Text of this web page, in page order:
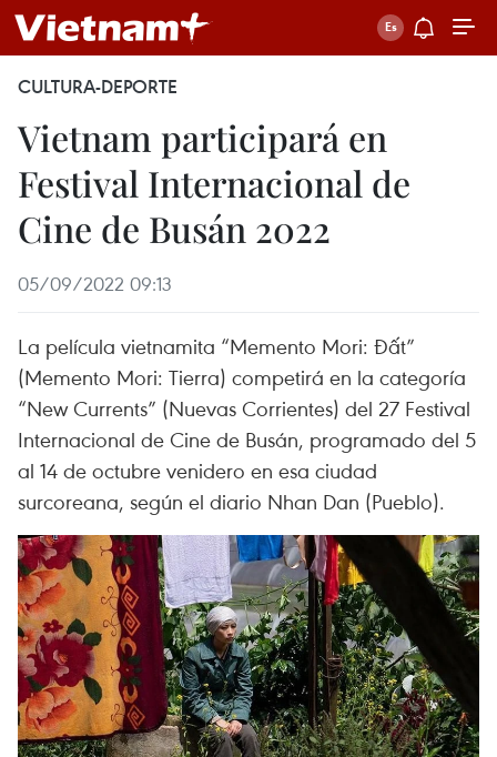
CULTURA-DEPORTE
Vietnam participará en
Festival Internacional de
Cine de Busán 2022
05/09/2022 09:13
La película vietnamita “Memento Mori: Đất”
(Memento Mori: Tierra) competirá en la categoría
“New Currents” (Nuevas Corrientes) del 27 Festival
Internacional de Cine de Busán, programado del 5
al 14 de octubre venidero en esa ciudad
surcoreana, según el diario Nhan Dan (Pueblo).